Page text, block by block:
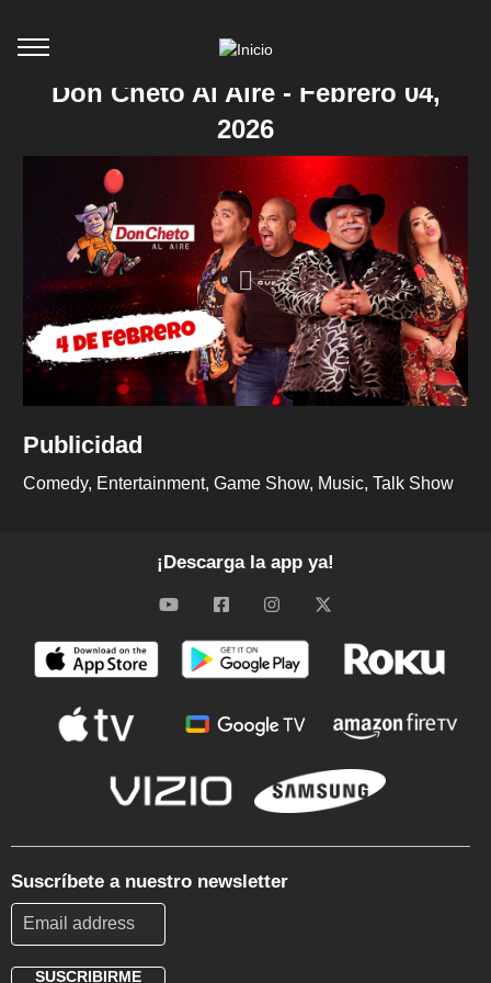
Don Cheto Al Aire - Febrero 04,
2026
Publicidad
Comedy Entertainment Game Show Music Talk Show
¡Descarga la app ya!
Suscríbete a nuestro newsletter
SUSCRIBIRME